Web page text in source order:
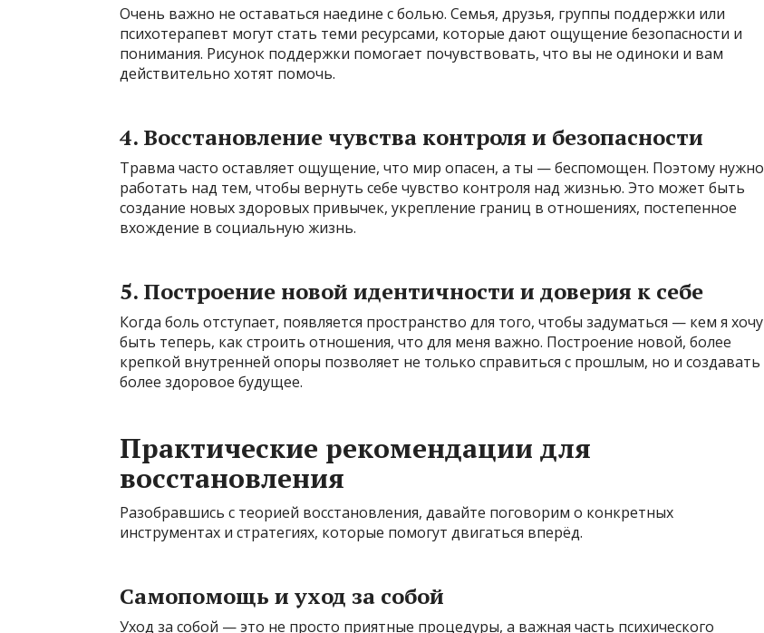
Очень важно не оставаться наедине с болью. Семья, друзья, группы поддержки или
психотерапевт могут стать теми ресурсами, которые дают ощущение безопасности и
понимания. Рисунок поддержки помогает почувствовать, что вы не одиноки и вам
действительно хотят помочь.
4. Восстановление чувства контроля и безопасности
Травма часто оставляет ощущение, что мир опасен, а ты — беспомощен. Поэтому нужно
работать над тем, чтобы вернуть себе чувство контроля над жизнью. Это может быть
создание новых здоровых привычек, укрепление границ в отношениях, постепенное
вхождение в социальную жизнь.
5. Построение новой идентичности и доверия к себе
Когда боль отступает, появляется пространство для того, чтобы задуматься — кем я хочу
быть теперь, как строить отношения, что для меня важно. Построение новой, более
крепкой внутренней опоры позволяет не только справиться с прошлым, но и создавать
более здоровое будущее.
Практические рекомендации для
восстановления
Разобравшись с теорией восстановления, давайте поговорим о конкретных
инструментах и стратегиях, которые помогут двигаться вперёд.
Самопомощь и уход за собой
Уход за собой — это не просто приятные процедуры, а важная часть психического